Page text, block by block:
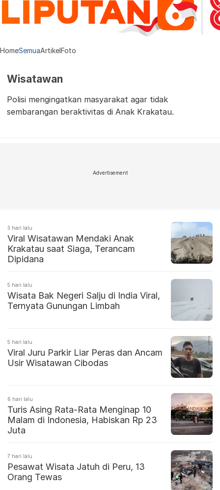
HomeSemuaArtikelFoto
Wisatawan
Polisi mengingatkan masyarakat agar tidak
sembarangan beraktivitas di Anak Krakatau.
Advertisement
3 hari lalu
Viral Wisatawan Mendaki Anak
Krakatau saat Siaga, Terancam
Dipidana
5 hari lalu
Wisata Bak Negeri Salju di India Viral,
Ternyata Gunungan Limbah
5 hari lalu
Viral Juru Parkir Liar Peras dan Ancam
Usir Wisatawan Cibodas
6 hari lalu
Turis Asing Rata-Rata Menginap 10
Malam di Indonesia, Habiskan Rp 23
Juta
7 hari lalu
Pesawat Wisata Jatuh di Peru, 13
Orang Tewas